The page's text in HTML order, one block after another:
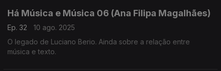
Há Música e Música 06 (Ana Filipa Magalhães)
Ep. 32
10 ago. 2025
O legado de Luciano Berio. Ainda sobre a relação entre
música e texto.